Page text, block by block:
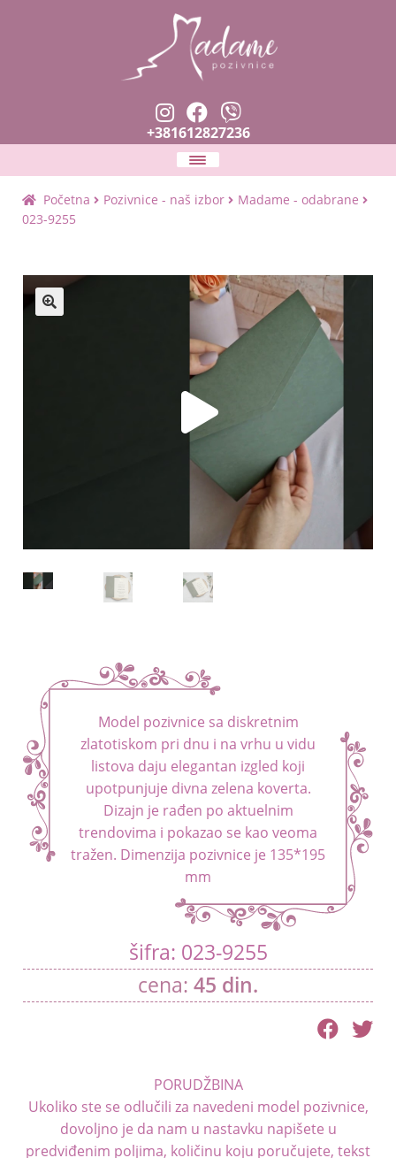
+381612827236
Naslovna
menu
Zahvalnice i prskalice
Planer venčanja
Tekstovi i fontovi
Blog
Kontakt
Početna Pozivnice - naš izbor
Madame - odabrane
023-9255
Model pozivnice sa diskretnim
zlatotiskom pri dnu i na vrhu u vidu
listova daju elegantan izgled koji
upotpunjuje divna zelena koverta.
Dizajn je rađen po aktuelnim
trendovima i pokazao se kao veoma
tražen. Dimenzija pozivnice je 135*195
mm
šifra: 023-9255
cena: 45 din.
PORUDŽBINA
Ukoliko ste se odlučili za navedeni model pozivnice,
dovoljno je da nam u nastavku napišete u
predviđenim poljima, količinu koju poručujete, tekst